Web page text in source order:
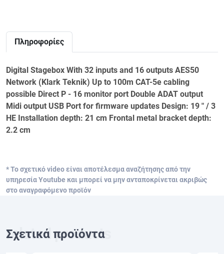
Πληροφορίες
Digital Stagebox With 32 inputs and 16 outputs AES50
Network (Klark Teknik) Up to 100m CAT-5e cabling
possible Direct P - 16 monitor port Double ADAT output
Midi output USB Port for firmware updates Design: 19 " / 3
HE Installation depth: 21 cm Frontal metal bracket depth:
2.2 cm
* Το σχετικό video είναι αποτέλεσμα αναζήτησης από την
υπηρεσία Youtube και μπορεί να μην ανταποκρίνεται ακριβώς
στο αναγραφόμενο προϊόν
Σχετικά προϊόντα